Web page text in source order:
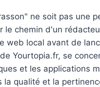
ne soit pas une
le chemin d'un
web local avant de
Yourtopia.fr, se
et les applications
la qualité et la